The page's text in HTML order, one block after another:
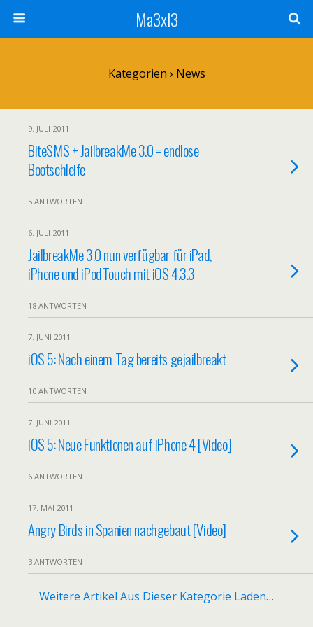
Ma3xl3
Kategorien › News
9. JULI 2011
BiteSMS + JailbreakMe 3.0 = endlose
Bootschleife
5 ANTWORTEN
6. JULI 2011
JailbreakMe 3.0 nun verfügbar für iPad,
iPhone und iPodTouch mit iOS 4.3.3
18 ANTWORTEN
7. JUNI 2011
iOS 5: Nach einem Tag bereits gejailbreakt
10 ANTWORTEN
7. JUNI 2011
iOS 5: Neue Funktionen auf iPhone 4 [Video]
6 ANTWORTEN
17. MAI 2011
Angry Birds in Spanien nachgebaut [Video]
3 ANTWORTEN
Weitere Artikel Aus Dieser Kategorie Laden…